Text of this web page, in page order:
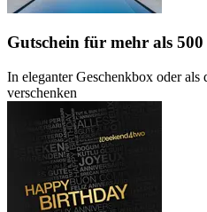
Gutschein für mehr als 500
In eleganter Geschenkbox oder
verschenken